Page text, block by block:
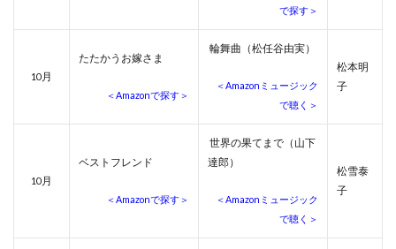
で探す＞
10月
たたかうお嫁さま
＜Amazonで探す＞
輪舞曲（松任谷由実）
＜Amazonミュージック
で聴く＞
松本明
子
10月
ベストフレンド
＜Amazonで探す＞
世界の果てまで（山下
達郎）
＜Amazonミュージック
で聴く＞
松雪泰
子